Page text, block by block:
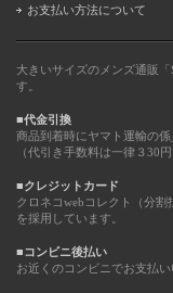
お支払い方法について
大きいサイズのメンズ通販
す。
■代金引換
商品到着時にヤマト運輸の
（代引き手数料は一律３30円
■クレジットカード
クロネコwebコレクト（分
を採用しています。
■コンビニ後払い
お近くのコンビニでお支払